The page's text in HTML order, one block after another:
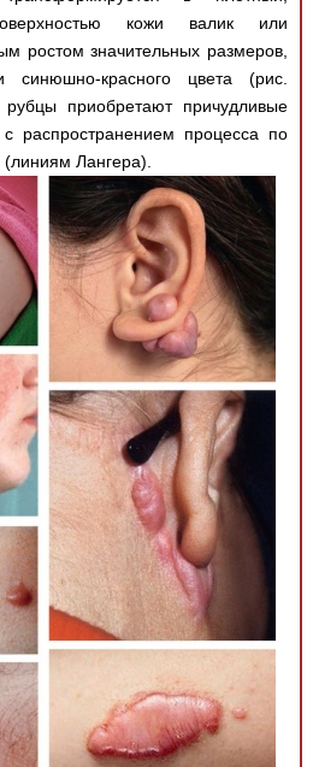
кожи валик или
ростом значительных размеров,
синюшно-красного цвета (рис.
приобретают причудливые
распространением процесса по
Лангера).